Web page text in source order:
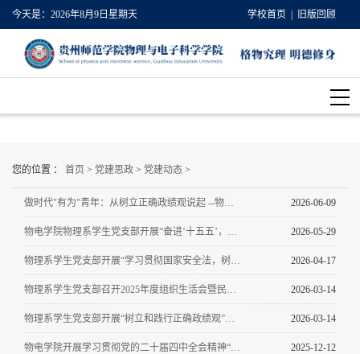
今天是： 2026年8月9日星期天 | 旧版回顾
学校首页
您的位置 ： 首页 > 党建思政 > 党建动态 >
做时代"有为"青年：从树立正确政绩观说起 --物电学院物理系学生党支部开展专题党课 2026-06-09
物电学院物理系学生党支部开展“奋进‘十五五’，科技谱新篇”五月主题党日活动 2026-05-29
物理系学生党支部开展“学习贯彻国家安全法，树立和践行正确政绩观”四月主题党日活动 2026-04-17
物理系学生党支部召开2025年度组织生活会暨民主评议党员大会 2026-03-14
物理系学生党支部开展“树立和践行正确政绩观”三月主题党日活动 2026-03-14
物电学院开展学习贯彻党的二十届四中全会精神“理论宣传二人讲” 活动 2025-12-12